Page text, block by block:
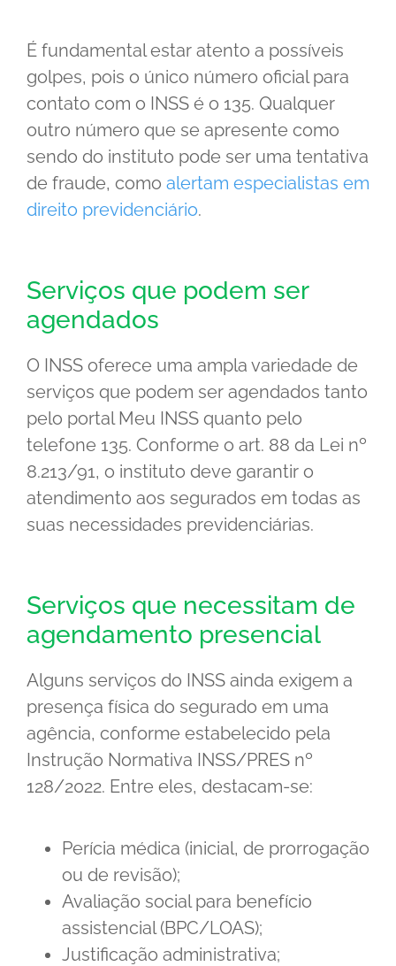
É fundamental estar atento a possíveis
golpes, pois o único número oficial para
contato com o INSS é o 135. Qualquer
outro número que se apresente como
sendo do instituto pode ser uma tentativa
de fraude, como alertam especialistas em
direito previdenciário.
Serviços que podem ser
agendados
O INSS oferece uma ampla variedade de
serviços que podem ser agendados tanto
pelo portal Meu INSS quanto pelo
telefone 135. Conforme o art. 88 da Lei nº
8.213/91, o instituto deve garantir o
atendimento aos segurados em todas as
suas necessidades previdenciárias.
Serviços que necessitam de
agendamento presencial
Alguns serviços do INSS ainda exigem a
presença física do segurado em uma
agência, conforme estabelecido pela
Instrução Normativa INSS/PRES nº
128/2022. Entre eles, destacam-se:
Perícia médica (inicial, de prorrogação
ou de revisão);
Avaliação social para benefício
assistencial (BPC/LOAS);
Justificação administrativa;